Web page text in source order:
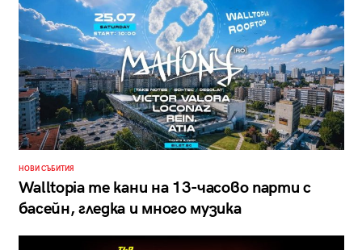
НОВИ СЪБИТИЯ
Walltopia те кани на 13-часово парти с
басейн, гледка и много музика